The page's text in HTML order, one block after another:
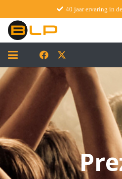
40 jaar ervaring in